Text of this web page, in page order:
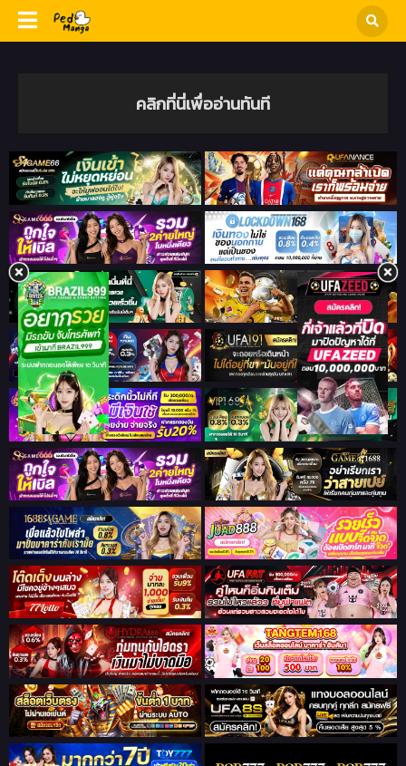
คลิกที่นี่เพื่ออ่านทันที